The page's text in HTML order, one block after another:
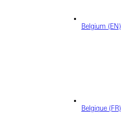
Belgium (EN)
Belgique (FR)